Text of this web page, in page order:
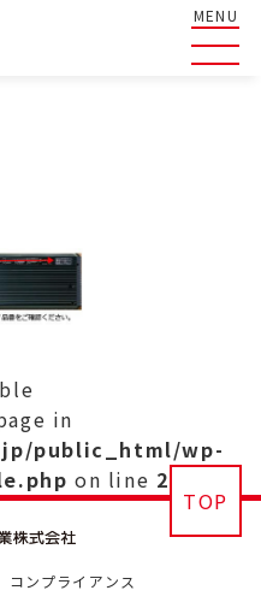
MENU
in
public_html/wp-
on line 29
TOP
コンプライアンス